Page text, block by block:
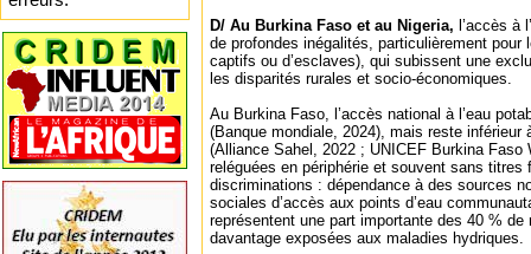
D/ Au Burkina Faso et au Nigeria, l’accès à
de profondes inégalités, particulièrement pour
captifs ou d’esclaves), qui subissent une
les disparités rurales et socio-économiques.
Au Burkina Faso, l’accès national à l’eau
(Banque mondiale, 2024), mais reste inférieur
(Alliance Sahel, 2022 ; UNICEF Burkina Faso
reléguées en périphérie et souvent sans titres
discriminations : dépendance à des sources
sociales d’accès aux points d’eau
représentent une part importante des 40 %
davantage exposées aux maladies hydriques.